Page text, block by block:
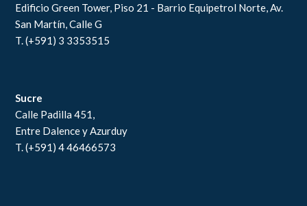
Edificio Green Tower, Piso 21 - Barrio Equipetrol Norte, Av.
San Martín, Calle G
T. (+591) 3 3353515
Sucre
Calle Padilla 451,
Entre Dalence y Azurduy
T. (+591) 4 46466573